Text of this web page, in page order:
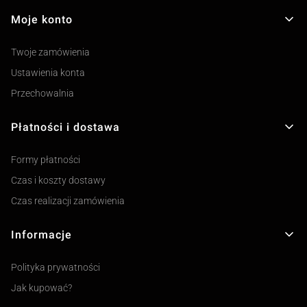
Moje konto
Twoje zamówienia
Ustawienia konta
Przechowalnia
Płatności i dostawa
Formy płatności
Czas i koszty dostawy
Czas realizacji zamówienia
Informacje
Polityka prywatności
Jak kupować?